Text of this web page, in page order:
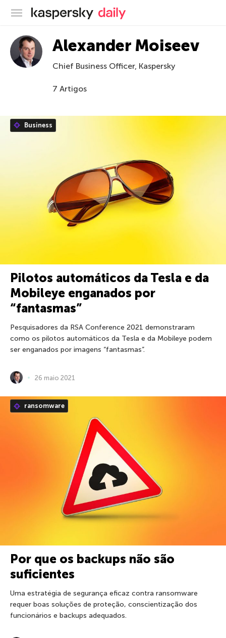
Blog oficial da Kaspersky
Alexander Moiseev
Chief Business Officer, Kaspersky
7 Artigos
Business
Pilotos automáticos da Tesla e da
Mobileye enganados por
“fantasmas”
Pesquisadores da RSA Conference 2021 demonstraram
como os pilotos automáticos da Tesla e da Mobileye podem
ser enganados por imagens “fantasmas”.
26 maio 2021
ransomware
Por que os backups não são
suficientes
Uma estratégia de segurança eficaz contra ransomware
requer boas soluções de proteção, conscientização dos
funcionários e backups adequados.